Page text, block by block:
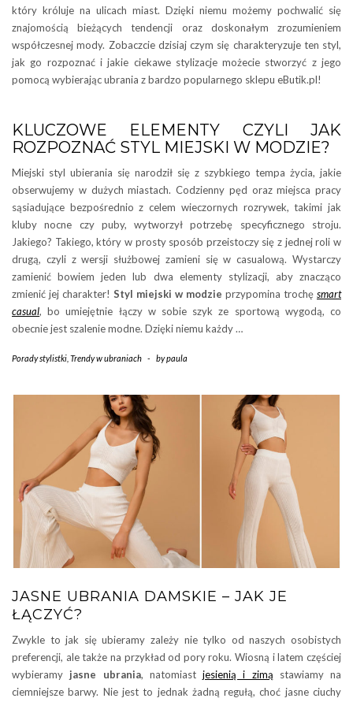
który króluje na ulicach miast. Dzięki niemu możemy pochwalić się
znajomością bieżących tendencji oraz doskonałym zrozumieniem
współczesnej mody. Zobaczcie dzisiaj czym się charakteryzuje ten styl,
jak go rozpoznać i jakie ciekawe stylizacje możecie stworzyć z jego
pomocą wybierając ubrania z bardzo popularnego sklepu eButik.pl!
KLUCZOWE ELEMENTY CZYLI JAK
ROZPOZNAĆ STYL MIEJSKI W MODZIE?
Miejski styl ubierania się narodził się z szybkiego tempa życia, jakie
obserwujemy w dużych miastach. Codzienny pęd oraz miejsca pracy
sąsiadujące bezpośrednio z celem wieczornych rozrywek, takimi jak
kluby nocne czy puby, wytworzył potrzebę specyficznego stroju.
Jakiego? Takiego, który w prosty sposób przeistoczy się z jednej roli w
drugą, czyli z wersji służbowej zamieni się w casualową. Wystarczy
zamienić bowiem jeden lub dwa elementy stylizacji, aby znacząco
zmienić jej charakter! Styl miejski w modzie przypomina trochę smart
casual, bo umiejętnie łączy w sobie szyk ze sportową wygodą, co
obecnie jest szalenie modne. Dzięki niemu każdy …
Porady stylistki Trendy w ubraniach - bypaula
JASNE UBRANIA DAMSKIE – JAK JE
ŁĄCZYĆ?
Zwykle to jak się ubieramy zależy nie tylko od naszych osobistych
preferencji, ale także na przykład od pory roku. Wiosną i latem częściej
wybieramy jasne ubrania, natomiast jesienią i zimą stawiamy na
ciemniejsze barwy. Nie jest to jednak żadną regułą, choć jasne ciuchy